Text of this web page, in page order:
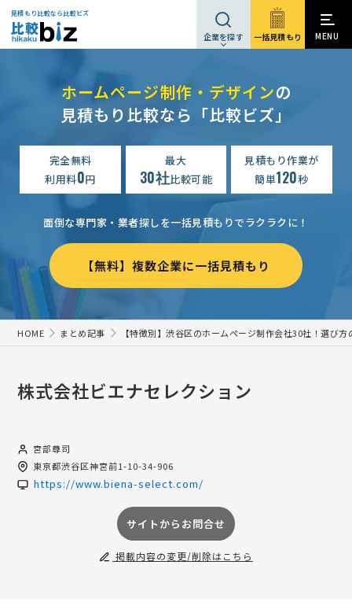
見積もり比較なら比較ビズ
企業を探す 一括見積もり MENU
ホームページ制作・デザインの
見積もり比較なら「比較ビズ」
完全無料
利用料0円
最大
30社比較可能
見積もり作業が
簡単120秒
面倒な専門家・業者探しを一括見積もりでラクラクに！
【無料】複数企業に一括見積もり
HOME まとめ記事 【特徴別】渋谷区のホームページ制作会社30社！選び
株式会社ビエナセレクション
宮部尊司
東京都渋谷区神宮前1-10-34-906
https://www.biena-select.com/
サイトからお問合せ
掲載内容の変更/削除はこちら